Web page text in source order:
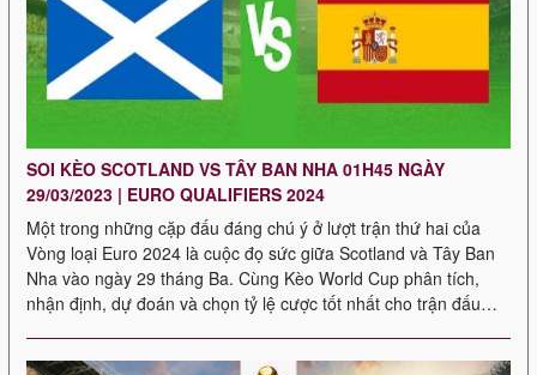
SOI KÈO SCOTLAND VS TÂY BAN NHA 01H45 NGÀY
29/03/2023 | EURO QUALIFIERS 2024
Một trong những cặp đấu đáng chú ý ở lượt trận thứ hai của
Vòng loại Euro 2024 là cuộc đọ sức giữa Scotland và Tây Ban
Nha vào ngày 29 tháng Ba. Cùng Kèo World Cup phân tích,
nhận định, dự đoán và chọn tỷ lệ cược tốt nhất cho trận đấu